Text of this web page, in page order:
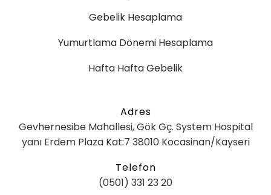
Gebelik Hesaplama
Yumurtlama Dönemi Hesaplama
Hafta Hafta Gebelik
Adres
Gevhernesibe Mahallesi, Gök Gç. System Hospital
yanı Erdem Plaza Kat:7 38010 Kocasinan/Kayseri
Telefon
(0501) 331 23 20